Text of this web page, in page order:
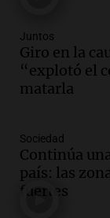
Audio.
árbitros
Panorama
para
privada
Panorama
Episodios
Juntos
Giro en la
“explotó el
matarla
Sociedad
Continúa
país: las
fuertes